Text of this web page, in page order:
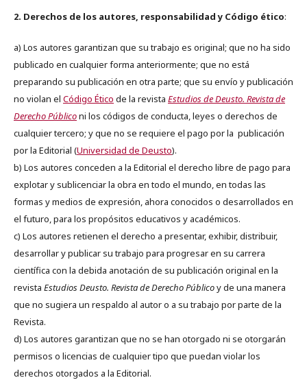
2. Derechos de los autores, responsabilidad y Código ético:
a) Los autores garantizan que su trabajo es original; que no ha sido
publicado en cualquier forma anteriormente; que no está
preparando su publicación en otra parte; que su envío y publicación
no violan el Código Ético de la revista Estudios de Deusto. Revista de
Derecho Públiconi los códigos de conducta, leyes o derechos de
cualquier tercero; y que no se requiere el pago por la publicación
por la Editorial (Universidad de Deusto).
b) Los autores conceden a la Editorial el derecho libre de pago para
explotar y sublicenciar la obra en todo el mundo, en todas las
formas y medios de expresión, ahora conocidos o desarrollados en
el futuro, para los propósitos educativos y académicos.
c) Los autores retienen el derecho a presentar, exhibir, distribuir,
desarrollar y publicar su trabajo para progresar en su carrera
científica con la debida anotación de su publicación original en la
revista Estudios Deusto. Revista de Derecho Públicoy de una manera
que no sugiera un respaldo al autor o a su trabajo por parte de la
Revista.
d) Los autores garantizan que no se han otorgado ni se otorgarán
permisos o licencias de cualquier tipo que puedan violar los
derechos otorgados a la Editorial.